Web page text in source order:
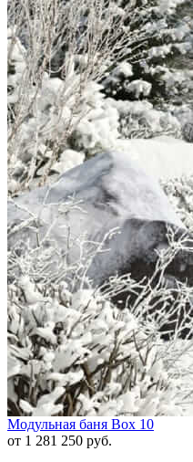
Модульная баня Box 10
от 1 281 250 руб.